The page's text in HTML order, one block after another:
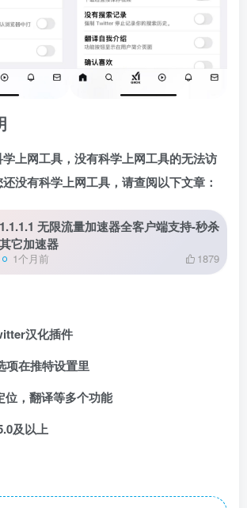
上网工具，没有科学上网工具的无法访
没有科学上网工具，请查阅以下文章：
1.1.1.1 无限流量加速器全客户端支持-秒杀
其它加速器
1个月前 1879
汉化插件
项在推特设置里
位，翻译等多个功能
及以上